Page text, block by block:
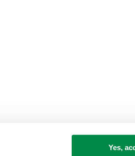
Yes,